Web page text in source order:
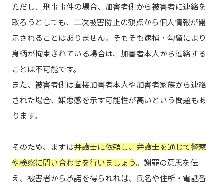
ただし、刑事事件の場合、加害者側から被害者に連絡を
取ろうとしても、二次被害防止の観点から個人情報が開
示されることはありません。そもそも逮捕・勾留により
身柄が拘束されている場合は、加害者本人から連絡する
ことは不可能です。
また、被害者側は直接加害者本人や加害者家族から連絡
された場合、嫌悪感を示す可能性が高いという問題もあ
ります。
そのため、まずは弁護士に依頼し、弁護士を通じて警察
や検察に問い合わせを行いましょう。謝罪の意思を伝
え、被害者から承諾を得られれば、氏名や住所・電話番